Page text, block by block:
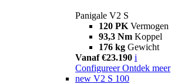
Panigale V2 S
120 PK Vermogen
93,3 Nm Koppel
176 kg Gewicht
Vanaf €23.190 i
Configureer Ontdek meer
new V2 S 100